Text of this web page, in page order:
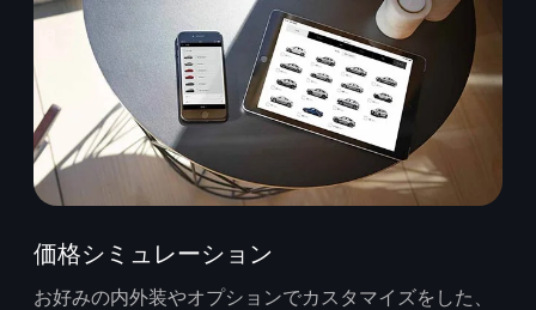
価格シミュレーション
お好みの内外装やオプションでカスタマイズをした、